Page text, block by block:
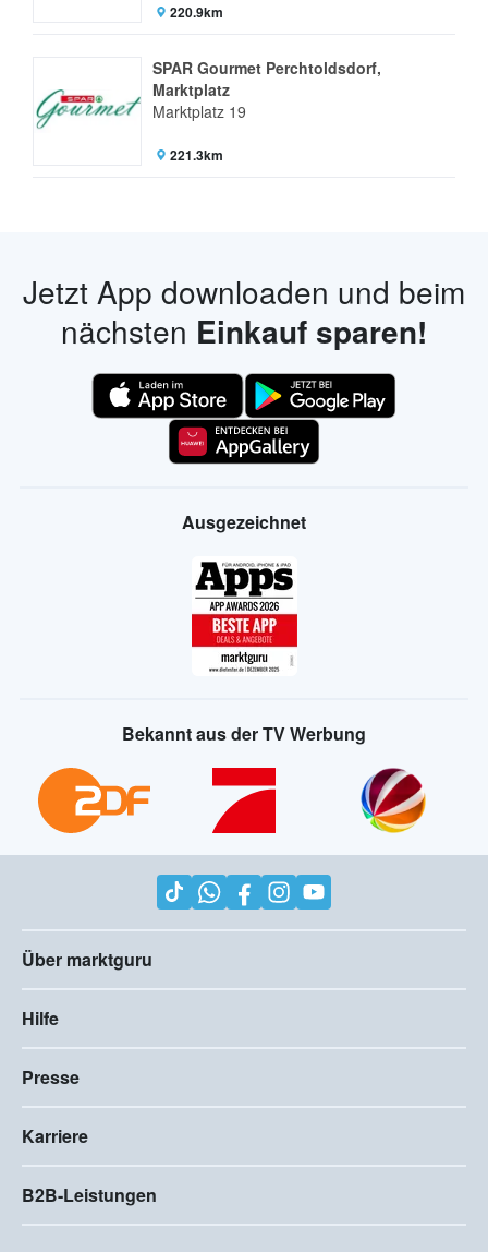
220.9km
SPAR Gourmet Perchtoldsdorf,
Marktplatz
Marktplatz 19
221.3km
Jetzt App downloaden und beim
nächsten Einkauf sparen!
Ausgezeichnet
Bekannt aus der TV Werbung
Über marktguru
Hilfe
Presse
Karriere
B2B-Leistungen